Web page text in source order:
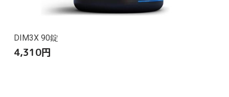
DIM3X 90錠
4,310円